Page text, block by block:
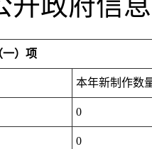
）项
本年新制作数
0
0